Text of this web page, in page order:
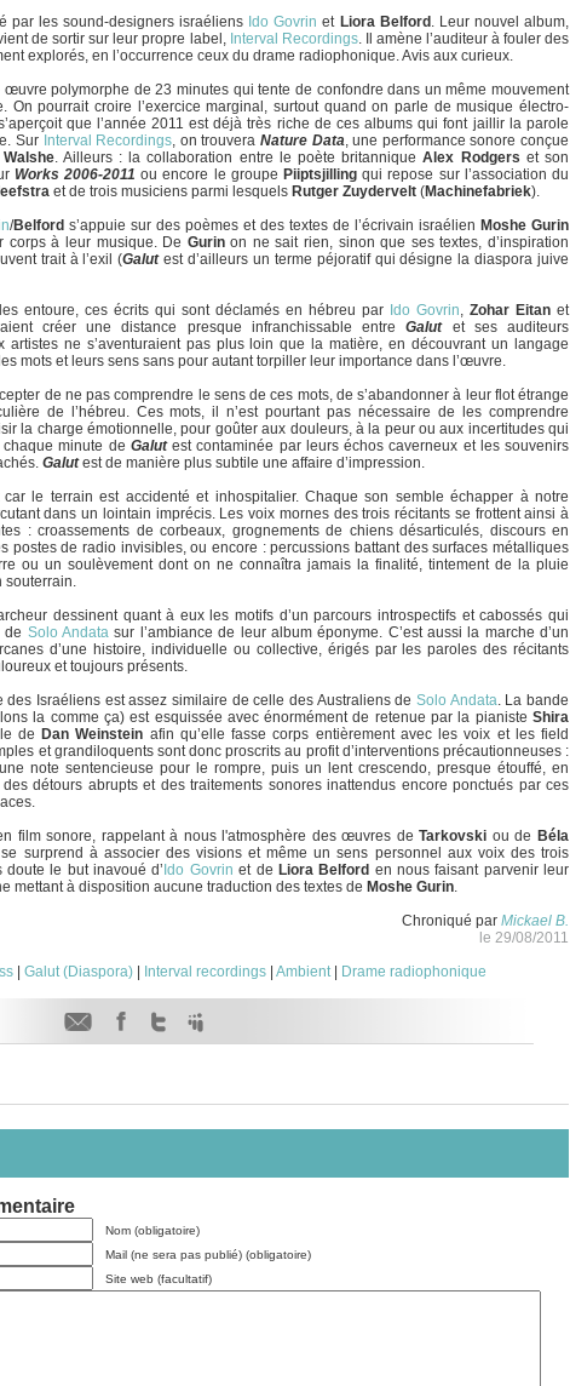
par les sound-designers israéliens Ido Govrin et Liora Belford . Leur nouvel album,
de sortir sur leur propre label, Interval Recordings. Il amène l’auditeur à fouler des
explorés, en l’occurrence ceux du drame radiophonique. Avis aux curieux.
polymorphe de 23 minutes qui tente de confondre dans un même mouvement
On pourrait croire l’exercice marginal, surtout quand on parle de musique électro-
que l’année 2011 est déjà très riche de ces albums qui font jaillir la parole
Sur Interval Recordings, on trouveraNature Data, une performance sonore conçue
. Ailleurs : la collaboration entre le poète britanniqueAlex Rodgers et son
Works 2006-2011 ou encore le groupe Piiptsjilling qui repose sur l’association du
et de trois musiciens parmi lesquels Rutger Zuydervelt (Machinefabriek).
/Belford s’appuie sur des poèmes et des textes de l’écrivain israélien Moshe Gurin
corps à leur musique. De Gurinon ne sait rien, sinon que ses textes, d’inspiration
trait à l’exil (Galutest d’ailleurs un terme péjoratif qui désigne la diaspora juive
entoure, ces écrits qui sont déclamés en hébreu par Ido Govrin, Zohar Eitan et
créer une distance presque infranchissable entreGalutet ses auditeurs
artistes ne s’aventuraient pas plus loin que la matière, en découvrant un langage
mots et leurs sens sans pour autant torpiller leur importance dans l’œuvre.
de ne pas comprendre le sens de ces mots, de s’abandonner à leur flot étrange
de l’hébreu. Ces mots, il n’est pourtant pas nécessaire de les comprendre
la charge émotionnelle, pour goûter aux douleurs, à la peur ou aux incertitudes qui
minute de Galutest contaminée par leurs échos caverneux et les souvenirs
Galutest de manière plus subtile une affaire d’impression.
le terrain est accidenté et inhospitalier. Chaque son semble échapper à notre
dans un lointain imprécis. Les voix mornes des trois récitants se frottent ainsi à
: croassements de corbeaux, grognements de chiens désarticulés, discours en
postes de radio invisibles, ou encore : percussions battant des surfaces métalliques
ou un soulèvement dont on ne connaîtra jamais la finalité, tintement de la pluie
souterrain.
dessinent quant à eux les motifs d’un parcours introspectifs et cabossés qui
de Solo Andata sur l’ambiance de leur album éponyme. C’est aussi la marche d’un
d’une histoire, individuelle ou collective, érigés par les paroles des récitants
et toujours présents.
des Israéliens est assez similaire de celle des Australiens de Solo Andata. La bande
la comme ça) est esquissée avec énormément de retenue par la pianiste Shira
de Dan Weinstein afin qu’elle fasse corps entièrement avec les voix et les field
et grandiloquents sont donc proscrits au profit d’interventions précautionneuses :
note sentencieuse pour le rompre, puis un lent crescendo, presque étouffé, en
détours abrupts et des traitements sonores inattendus encore ponctués par ces
film sonore, rappelant à nous l'atmosphère des œuvres deTarkovski ou de Béla
surprend à associer des visions et même un sens personnel aux voix des trois
doute le but inavoué d’ Ido Govrin et de Liora Belford en nous faisant parvenir leur
mettant à disposition aucune traduction des textes de Moshe Gurin.
Chroniqué par Mickael B.
le 29/08/2011
Galut (Diaspora) Interval recordings Ambient| Drame radiophonique
Nom (obligatoire)
Mail (ne sera pas publié) (obligatoire)
Site web (facultatif)